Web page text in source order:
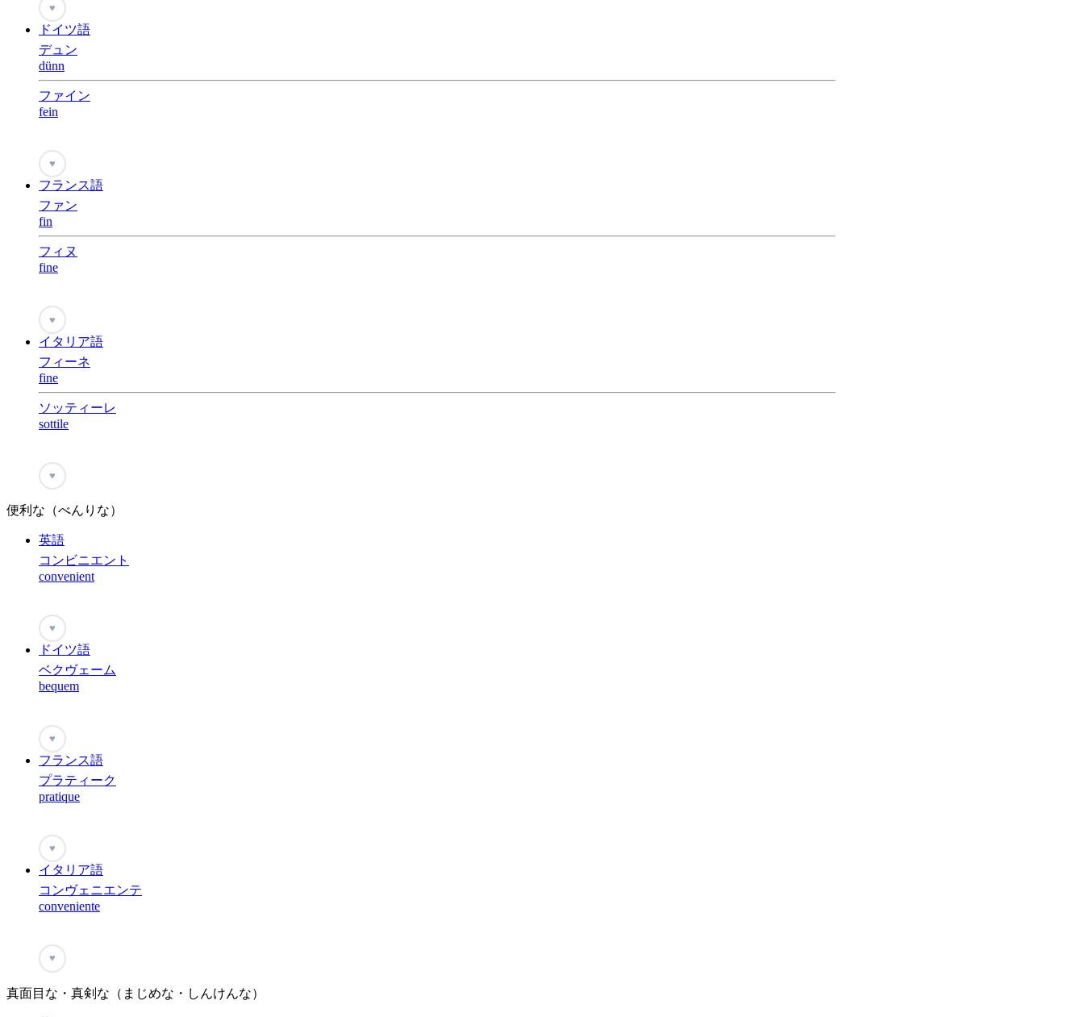
♥
ドイツ語
デュン
dünn
ファイン
fein
♥
フランス語
ファン
fin
フィヌ
fine
♥
イタリア語
フィーネ
fine
ソッティーレ
sottile
♥
便利な（べんりな）
英語
コンビニエント
convenient
♥
ドイツ語
ベクヴェーム
bequem
♥
フランス語
プラティーク
pratique
♥
イタリア語
コンヴェニエンテ
conveniente
♥
真面目な・真剣な（まじめな・しんけんな）